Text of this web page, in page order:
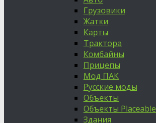
Грузовики
Жатки
Карты
Трактора
Комбайны
Прицепы
Мод ПАК
Русские моды
Объекты
Объекты Placeable
Здания